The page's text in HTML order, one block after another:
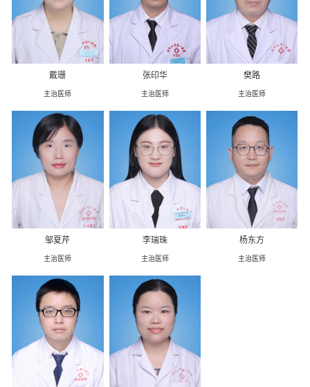
戴珊
主治医师
张印华
主治医师
樊路
主治医师
邹夏芹
主治医师
李瑞珠
主治医师
杨东方
主治医师